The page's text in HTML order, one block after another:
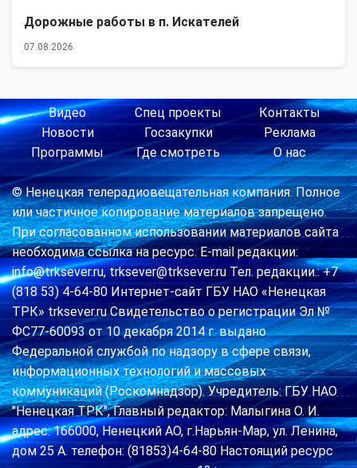
Дорожные работы в п. Искателей
07.08.2026
Видео
Новости
Программы
Спец проекты
Госзакупки
Где смотреть
Контакты
Реклама
О нас
© Ненецкая телерадиовещательная компания. Полное
или частичное копирование материалов запрещено.
При согласованном использовании материалов сайта
необходима ссылка на ресурс. E-mail редакции:
info@trksever.ru, trksever@trksever.ru Тел. редакции.: +7
(818 53) 4-64-80 Интернет-сайт ГБУ НАО «Ненецкая
ТРК» trksever.ru Свидетельство о регистрации Эл №
ФС77-60093 от 10 декабря 2014 г. выдано
Федеральной службой по надзору в сфере связи,
информационных технологий и массовых
коммуникаций (Роскомнадзор). Учредитель: ГБУ НАО
"Ненецкая ТРК", Главный редактор: Малыгина О. И.
адрес: 166000, Ненецкий АО, г.Нарьян-Мар, ул. Ленина,
дом 25 А. телефон: (81853)4-64-80 Настоящий ресурс